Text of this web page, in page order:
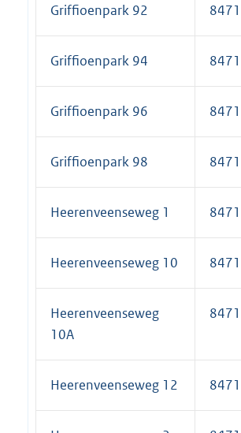
Griffioenpark 92
Griffioenpark 94
Griffioenpark 96
Griffioenpark 98
Heerenveenseweg 1
Heerenveenseweg 10
Heerenveenseweg
10A
Heerenveenseweg 12